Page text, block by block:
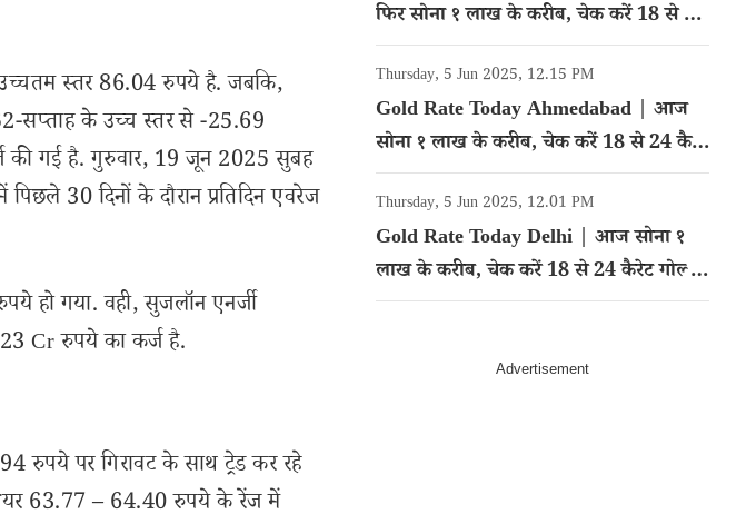
स्तर 86.04 रुपये है. जबकि,
सप्ताह के उच्च स्तर से -25.69
की गई है. गुरुवार, 19 जून 2025 सुबह
30 दिनों के दौरान प्रतिदिन एवरेज
हो गया. वही, सुजलॉन एनर्जी
Cr रुपये का कर्ज है.
रुपये पर गिरावट के साथ ट्रेड कर रहे
63.77 – 64.40 रुपये के रेंज में
फिर सोना १ लाख के करीब, चेक करें 18 से 24
कैरेट गोल्ड का रेट
Thursday, 5 Jun 2025, 12.15 PM
Gold Rate Today Ahmedabad | आज
सोना १ लाख के करीब, चेक करें 18 से 24 कैरेट
गोल्ड का रेट
Thursday, 5 Jun 2025, 12.01 PM
Gold Rate Today Delhi | आज सोना १
लाख के करीब, चेक करें 18 से 24 कैरेट गोल्ड
का रेट